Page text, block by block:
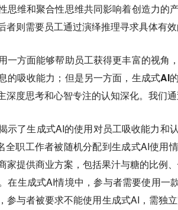
思维和聚合性思维共同影响着创造力的
则需要员工通过演绎推理寻求具体有效
一方面能够帮助员工获得更丰富的视角
的吸收能力；但是另一方面，生成式AI
度思考和心智专注的认知深化。我们通
示了生成式AI的使用对员工吸收能力和
全职工作者被随机分配到生成式AI使用
家提供商业方案，包括果汁与糖的比例
在生成式AI情境中，参与者需要使用
参与者被要求不能使用生成式AI，需独